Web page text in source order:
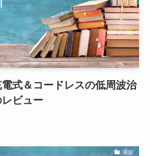
式＆コードレスの低周波治
ビュー
通販